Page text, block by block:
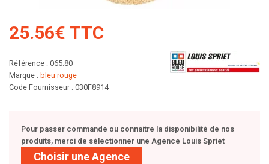
25.56€ TTC
Référence : 065.80
Marque : bleu rouge
Code Fournisseur : 030F8914
Pour passer commande ou connaitre la disponibilité de nos
produits, merci de sélectionner une Agence Louis Spriet
Choisir une Agence